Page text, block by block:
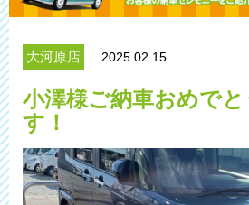
大河原店 2025.02.15
小澤様ご納車おめで
す！